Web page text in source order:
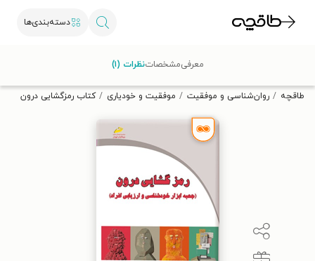
دسته‌بندی‌ها
تخفیف از طاقچه دریافت کن.
طاقچه روان‌شناسی و موفقیت موفقیت و خودیاری کتاب رمزگشایی درون
معرفیمشخصاتنظرات (۱)